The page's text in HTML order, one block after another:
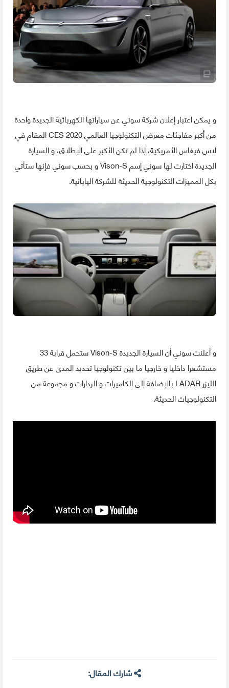
و يمكن اعتبار إعلان شركة سوني عن سياراتها الكهربائية الجديدة واحدة
من أكبر مفاجئات معرض التكنولوجيا العالمي CES 2020 المقام في
لاس فيغاس الأمريكية، إذا لم تكن الأكبر على الإطلاق، و السيارة
الجديدة اختارت لها سوني إسم Vison-S و بحسب سوني فإنها ستأتي
بكل المميزات التكنولوجية الحديثة للشركة اليابانية.
و أعلنت سوني أن السيارة الجديدة Vison-S ستحمل قرابة 33
مستشعرا داخليا و خارجيا ما بين تكنولوجيا تحديد المدى عن طريق
الليزر LADAR بالإضافة إلى الكاميرات و الردارات و مجموعة من
التكنولوجيات الحديثة.
شارك المقال: